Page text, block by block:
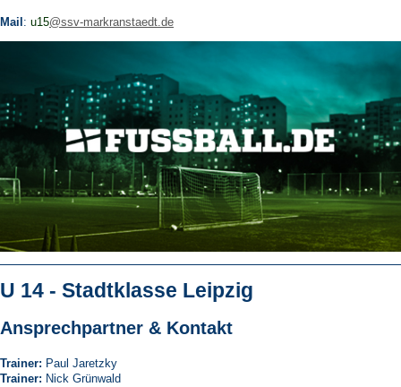
Mail : u15@ssv-markranstaedt.de
U 14 - Stadtklasse Leipzig
Ansprechpartner & Kontakt
Trainer: Paul Jaretzky
Trainer: Nick Grünwald